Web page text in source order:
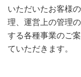
いただいたお客様
理、運営上の管理
する各種事業のご
ていただきます。